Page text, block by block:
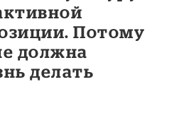
Потому
должна
делать